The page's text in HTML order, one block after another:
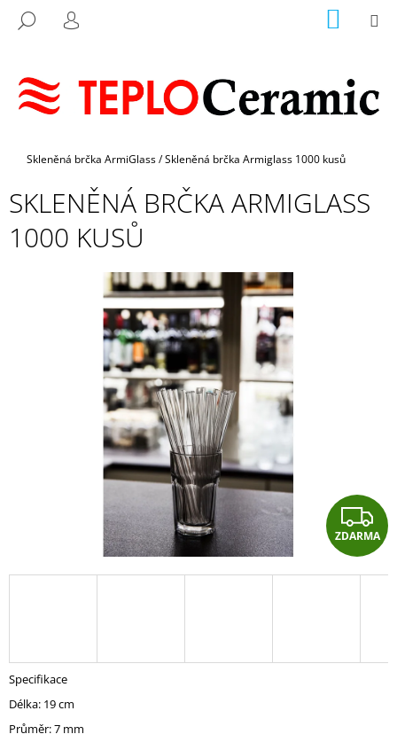
HLEDAT
PŘIHLÁŠENÍ KOŠÍK
Domů
Skleněná brčka ArmiGlass/Skleněná brčka Armiglass 1000 kusů
SKLENĚNÁ BRČKA ARMIGLASS
1000 KUSŮ
Z
D
A
ZDARMA
Specifikace
Délka: 19 cm
Průměr: 7 mm
C
O
O
T
Ř
E
D
P
O